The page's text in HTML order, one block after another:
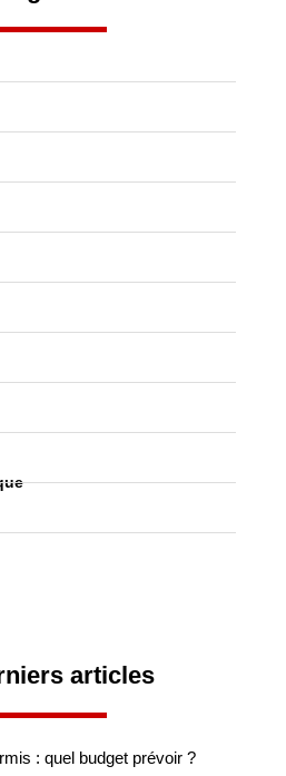
articles
: quel budget prévoir ?